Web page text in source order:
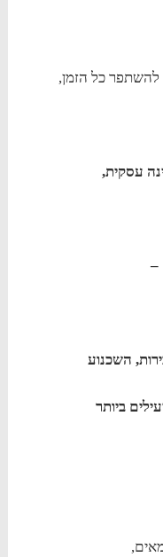
להשתפר כל הזמן,
עסקית,
–
השכנוע
ביותר